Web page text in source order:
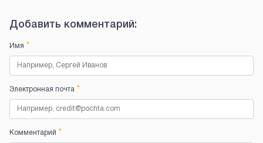
Добавить комментарий:
Имя *
Электронная почта *
Комментарий *